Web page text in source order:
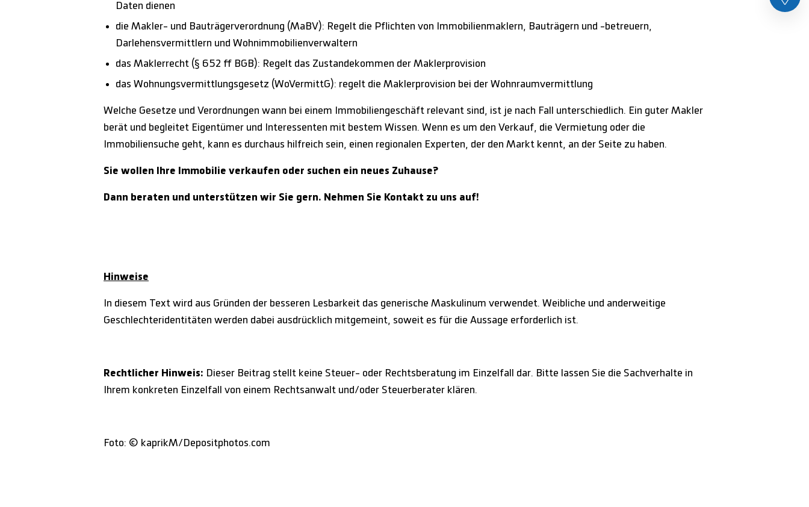
Daten dienen
die Makler- und Bauträgerverordnung (MaBV): Regelt die Pflichten von Immobilienmaklern, Bauträgern und -betreuern,
Darlehensvermittlern und Wohnimmobilienverwaltern
das Maklerrecht (§ 652 ff BGB): Regelt das Zustandekommen der Maklerprovision
das Wohnungsvermittlungsgesetz (WoVermittG): regelt die Maklerprovision bei der Wohnraumvermittlung
Welche Gesetze und Verordnungen wann bei einem Immobiliengeschäft relevant sind, ist je nach Fall unterschiedlich. Ein guter Makler
berät und begleitet Eigentümer und Interessenten mit bestem Wissen. Wenn es um den Verkauf, die Vermietung oder die
Immobiliensuche geht, kann es durchaus hilfreich sein, einen regionalen Experten, der den Markt kennt, an der Seite zu haben.
Sie wollen Ihre Immobilie verkaufen oder suchen ein neues Zuhause?
Dann beraten und unterstützen wir Sie gern. Nehmen Sie Kontakt zu uns auf!
Hinweise
In diesem Text wird aus Gründen der besseren Lesbarkeit das generische Maskulinum verwendet. Weibliche und anderweitige
Geschlechteridentitäten werden dabei ausdrücklich mitgemeint, soweit es für die Aussage erforderlich ist.
Rechtlicher Hinweis: Dieser Beitrag stellt keine Steuer- oder Rechtsberatung im Einzelfall dar. Bitte lassen Sie die Sachverhalte in
Ihrem konkreten Einzelfall von einem Rechtsanwalt und/oder Steuerberater klären.
Foto: © kaprikM/Depositphotos.com